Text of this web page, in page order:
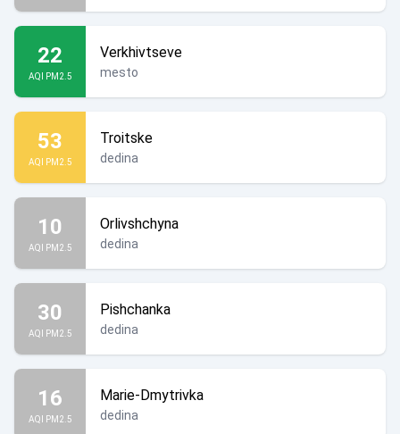
22
AQI PM2.5
Verkhivtseve
mesto
53
AQI PM2.5
Troitske
dedina
10
AQI PM2.5
Orlivshchyna
dedina
30
AQI PM2.5
Pishchanka
dedina
16
AQI PM2.5
Marie-Dmytrivka
dedina